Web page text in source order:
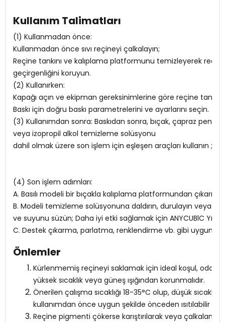
Kullanım Talimatları
(1) Kullanmadan önce:
Kullanmadan önce sıvı reçineyi çalkalayın;
Reçine tankını ve kalıplama platformunu temizleyerek reçine
geçirgenliğini koruyun.
(2) Kullanırken:
Kapağı açın ve ekipman gereksinimlerine göre reçine
Baskı için doğru baskı parametrelerini ve ayarlarını seçin.
(3) Kullanımdan sonra: Baskıdan sonra, bıçak, çapraz pense,
veya izopropil alkol temizleme solüsyonu
dahil olmak üzere son işlem için eşleşen araçları kullanın ;
(4) Son işlem adımları:
A. Basılı modeli bir bıçakla kalıplama platformundan çıkarın;
B. Modeli temizleme solüsyonuna daldırın, durulayın veya
ve suyunu süzün; Daha iyi etki sağlamak için ANYCUBlC
C. Destek çıkarma, parlatma, renklendirme vb. gibi uygun
Önlemler
Kürlenmemiş reçineyi saklamak için ideal koşul, oda
yüksek sıcaklık veya güneş ışığından korunmalıdır.
Önerilen çalışma sıcaklığı 18-35°C olup, düşük
kullanımdan önce uygun şekilde önceden ısıtılabilir
Reçine pigmenti çökerse karıştırılarak veya